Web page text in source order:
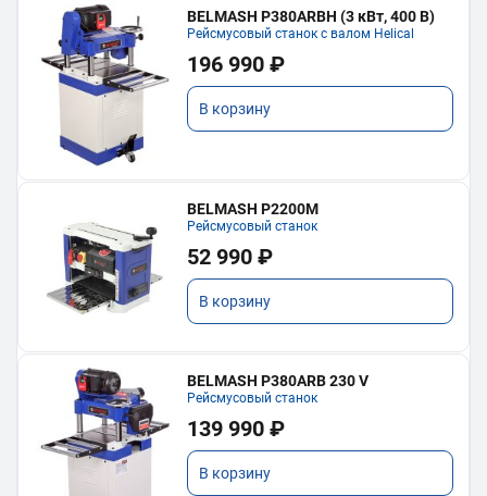
BELMASH P380ARBH (3 кВт, 400 В)
Рейсмусовый станок с валом Helical
196 990 ₽
В корзину
BELMASH P2200M
Рейсмусовый станок
52 990 ₽
В корзину
BELMASH P380ARB 230 V
Рейсмусовый станок
139 990 ₽
В корзину